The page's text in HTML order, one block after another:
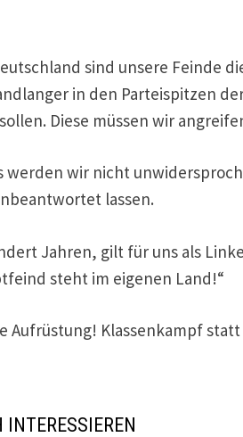
sind unsere Feinde
in den Parteispitzen
Diese müssen wir
werden wir nicht
lassen.
Jahren, gilt für uns als
steht im eigenen Land!“
Aufrüstung! Klassenkampf